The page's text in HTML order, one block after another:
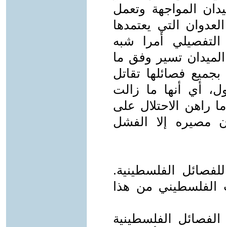
المواجهة وتعمل
التي يعتمدها
أمرا شبه
تسير وفق ما
فصائلها تقاتل
أي أنها ما زالت
راهن الاحتلال على
مصيره إلا الفشل
الفلسطينية.
الفلسطيني من هذا
الفلسطينية